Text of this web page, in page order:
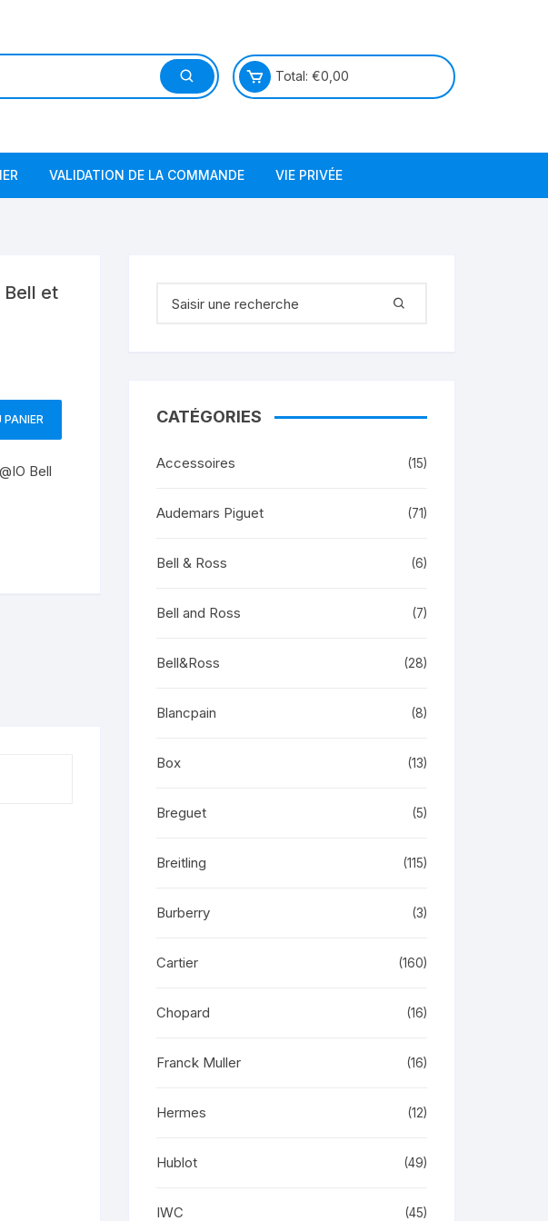
Total: €0,00
VALIDATION DE LA COMMANDE VIE PRIVÉE
et
Bell
CATÉGORIES
Accessoires (15)
Audemars Piguet (71)
Bell & Ross (6)
Bell and Ross (7)
Bell&Ross (28)
Blancpain (8)
Box (13)
Breguet (5)
Breitling (115)
Burberry (3)
Cartier (160)
Chopard (16)
Franck Muller (16)
Hermes (12)
Hublot (49)
IWC (45)